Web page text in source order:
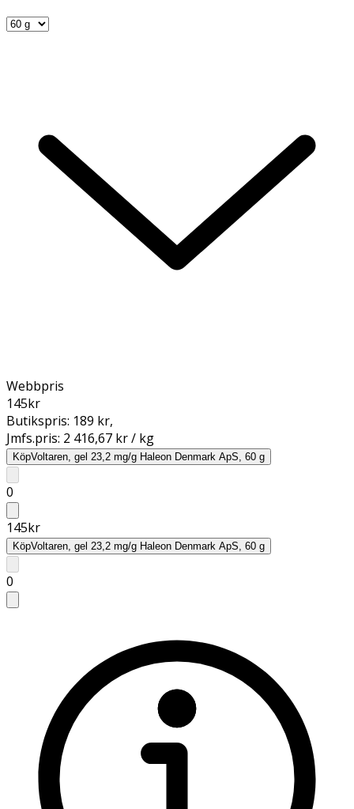
Webbpris
145kr
Butikspris: 189 kr,
Jmfs.pris: 2 416,67 kr / kg
KöpVoltaren, gel 23,2 mg/g Haleon Denmark ApS, 60 g
0
145kr
KöpVoltaren, gel 23,2 mg/g Haleon Denmark ApS, 60 g
0